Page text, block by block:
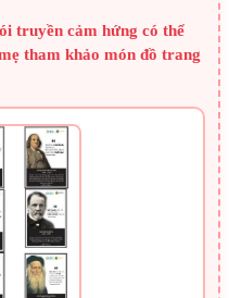
truyền cảm hứng có thể
tham khảo món đồ trang